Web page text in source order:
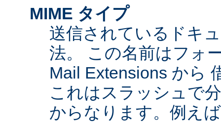
MIME タイプ
送信されているドキ
法。 この名前はフォ
Mail Extensions から
これはスラッシュで
からなります。例え